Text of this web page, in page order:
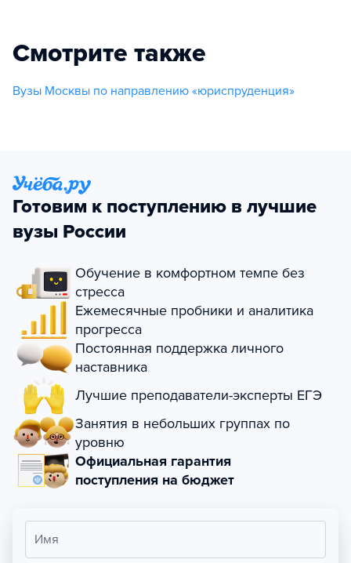
Смотрите также
Вузы Москвы по направлению «юриспруденция»
Готовим к поступлению в лучшие
вузы России
Обучение в комфортном темпе без
стресса
Ежемесячные пробники и аналитика
прогресса
Постоянная поддержка личного
наставника
Лучшие преподаватели-эксперты ЕГЭ
Занятия в небольших группах по
уровню
Официальная гарантия
поступления на бюджет
Имя